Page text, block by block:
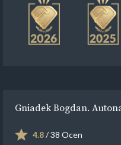
Gniadek Bogdan.
4.8/ 38 Ocen